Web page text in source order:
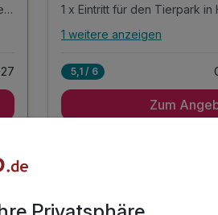
Täglich Eintritt in den Schwimmbad- & Saunabereich
1 x Eintritt für den Tierpark in
Alle Inklusivleistungen
2 x reichhaltiges Frühstück
1 weitere anzeigen
5,1 / 6
Zum